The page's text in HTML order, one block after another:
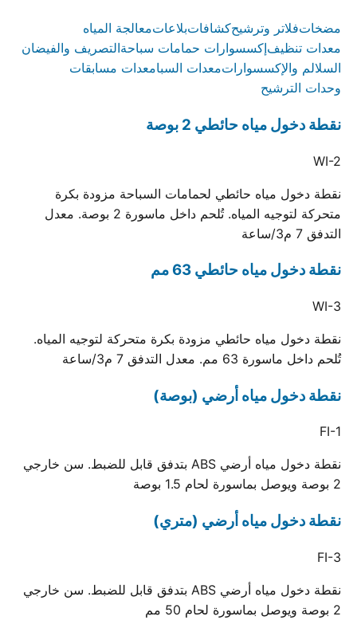
مضخاتفلاتر وترشيحكشافاتبلاعاتمعالجة المياه
معدات تنظيفإكسسوارات حمامات سباحةالتصريف والفيضان
السلالم والإكسسواراتمعدات السبامعدات مسابقات
وحدات الترشيح
نقطة دخول مياه حائطي 2 بوصة
WI-2
نقطة دخول مياه حائطي لحمامات السباحة مزودة بكرة
متحركة لتوجيه المياه. تُلحم داخل ماسورة 2 بوصة. معدل
التدفق 7 م3/ساعة
نقطة دخول مياه حائطي 63 مم
WI-3
نقطة دخول مياه حائطي مزودة بكرة متحركة لتوجيه المياه.
تُلحم داخل ماسورة 63 مم. معدل التدفق 7 م3/ساعة
نقطة دخول مياه أرضي (بوصة)
FI-1
نقطة دخول مياه أرضي ABS بتدفق قابل للضبط. سن خارجي
2 بوصة ويوصل بماسورة لحام 1.5 بوصة
نقطة دخول مياه أرضي (متري)
FI-3
نقطة دخول مياه أرضي ABS بتدفق قابل للضبط. سن خارجي
2 بوصة ويوصل بماسورة لحام 50 مم